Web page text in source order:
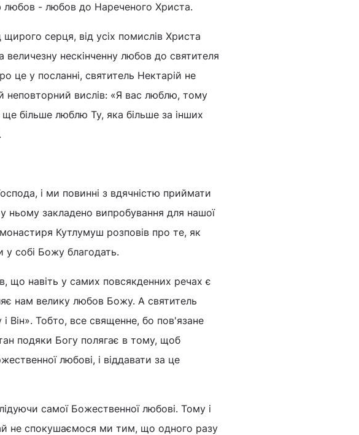
любов - любов до Нареченого Христа.
серця, від усіх помислів Христа
нескінченну любов до святителя
це у посланні, святитель Нектарій не
неповторний вислів: «Я вас люблю, тому
більше люблю Ту, яка більше за інших
і ми повинні з вдячністю приймати
ньому закладено випробування для нашої
Кутлумуш розповів про те, як
собі Божу благодать.
що навіть у самих повсякденних речах є
нам велику любов Божу. А святитель
Він». Тобто, все священне, бо пов'язане
подяки Богу полягає в тому, щоб
любові, і віддавати за це
самої Божественної любові. Тому і
не спокушаємося ми тим, що одного разу